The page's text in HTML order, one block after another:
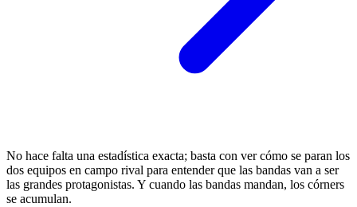
No hace falta una estadística exacta; basta con ver cómo se paran los
dos equipos en campo rival para entender que las bandas van a ser
las grandes protagonistas. Y cuando las bandas mandan, los córners
se acumulan.